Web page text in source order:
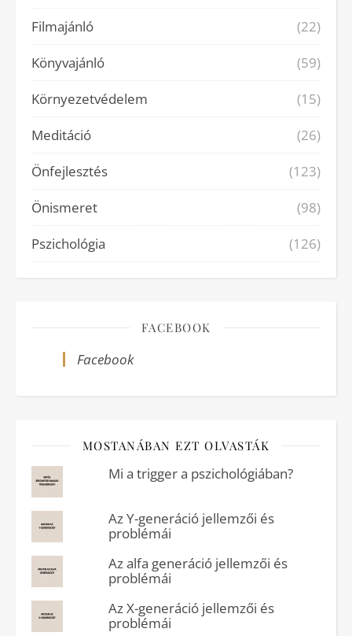
Filmajánló
(22)
Könyvajánló
(59)
Környezetvédelem
(15)
Meditáció
(26)
Önfejlesztés
(123)
Önismeret
(98)
Pszichológia
(126)
FACEBOOK
Facebook
MOSTANÁBAN EZT OLVASTÁK
Mi a trigger a pszichológiában?
Az Y-generáció jellemzői és
problémái
Az alfa generáció jellemzői és
problémái
Az X-generáció jellemzői és
problémái